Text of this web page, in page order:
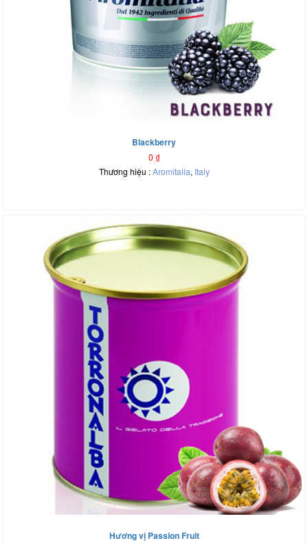
Blackberry
0 ₫
Thương hiệu :Aromitalia, Italy
Hương vị Passion Fruit